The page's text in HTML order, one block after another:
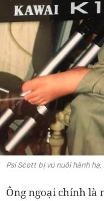
Psi Scott bị vú nuôi hành
Ông ngoại chính là